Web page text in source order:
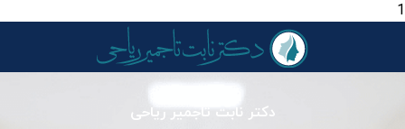
1
دکتر نابت تاجمیر ریاحی